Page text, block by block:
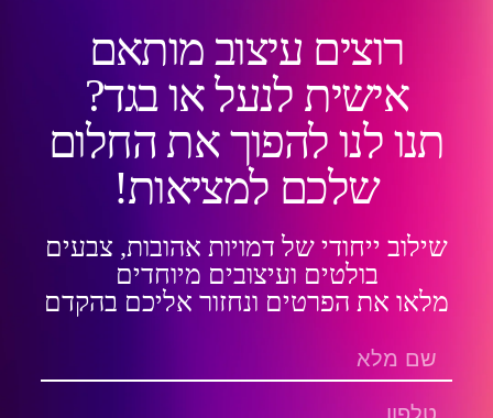
רוצים עיצוב מותאם
אישית לנעל או בגד?
תנו לנו להפוך את החלום
שלכם למציאות!
שילוב ייחודי של דמויות אהובות, צבעים
בולטים ועיצובים מיוחדים
מלאו את הפרטים ונחזור אליכם בהקדם